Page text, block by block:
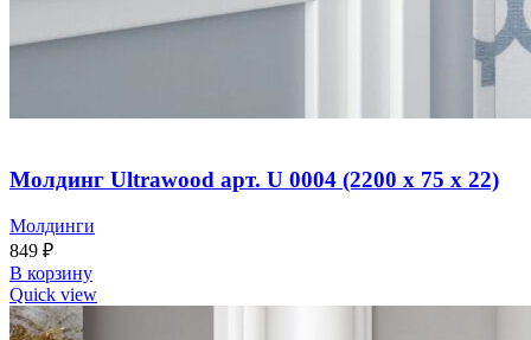
Молдинг Ultrawood арт. U 0004 (2200 х 75 х 22)
Молдинги
849 ₽
В корзину
Quick view